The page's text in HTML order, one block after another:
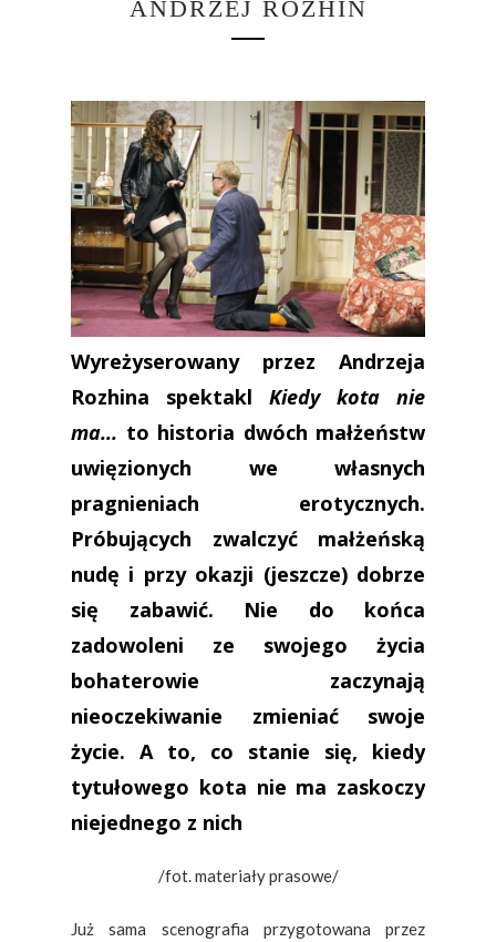
ANDRZEJ ROZHIN
Wyreżyserowany przez Andrzeja
Rozhina spektakl Kiedy kota nie
ma... to historia dwóch małżeństw
uwięzionych we własnych
pragnieniach erotycznych.
Próbujących zwalczyć małżeńską
nudę i przy okazji (jeszcze) dobrze
się zabawić. Nie do końca
zadowoleni ze swojego życia
bohaterowie zaczynają
nieoczekiwanie zmieniać swoje
życie. A to, co stanie się, kiedy
tytułowego kota nie ma zaskoczy
niejednego z nich
/fot. materiały prasowe/
Już sama scenografia przygotowana przez